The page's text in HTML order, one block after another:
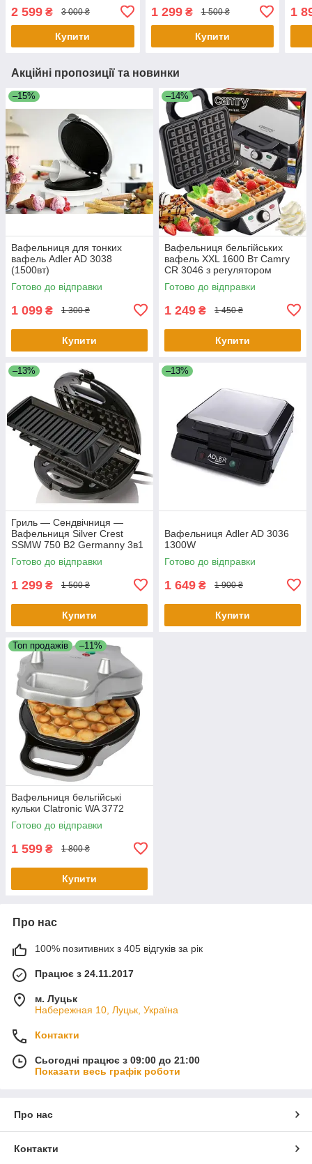
2 599 ₴ 3 000 ₴
Купити
1 299₴ 1 500 ₴
Купити
1
Акційні пропозиції та новинки
–15%
Вафельниця для тонких
вафель Adler AD 3038
(1500вт)
Готово до відправки
1 099 ₴ 1 300 ₴
Купити
–14%
Вафельниця бельгійських
вафель XXL 1600 Вт Camry
CR 3046 з регулятором
Готово до відправки
1 249 ₴ 1 450 ₴
Купити
–13%
Гриль — Сендвічниця —
Вафельниця Silver Crest
SSMW 750 B2 Germanny 3в1
Бутербродниця
Готово до відправки
1 299 ₴ 1 500 ₴
Купити
–13%
Вафельниця Adler AD 3036
1300W
Готово до відправки
1 649 ₴ 1 900 ₴
Купити
Топ продажів –11%
Вафельниця бельгійські
кульки Clatronic WA 3772
Готово до відправки
1 599 ₴ 1 800 ₴
Купити
Про нас
100% позитивних з 405 відгуків за рік
Працює з 24.11.2017
м. Луцьк
Набережная 10, Луцьк, Україна
Контакти
Сьогодні працює з 09:00 до 21:00
Показати весь графік роботи
Про нас
Контакти